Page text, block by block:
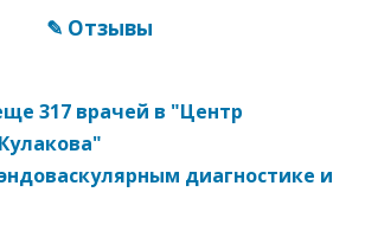
✎ Отзывы
317 врачей в "Центр
диагностике и